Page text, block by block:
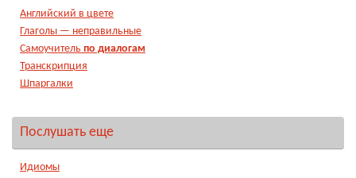
Английский в цвете
Глаголы — неправильные
Самоучитель по диалогам
Транскрипция
Шпаргалки
Послушать еще
Идиомы